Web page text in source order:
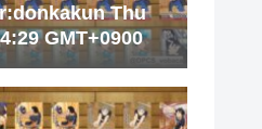
Thu
GMT+0900